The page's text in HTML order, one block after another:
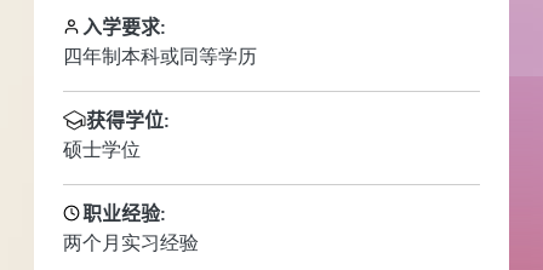
入学要求:
四年制本科或同等学历
获得学位:
硕士学位
职业经验:
两个月实习经验